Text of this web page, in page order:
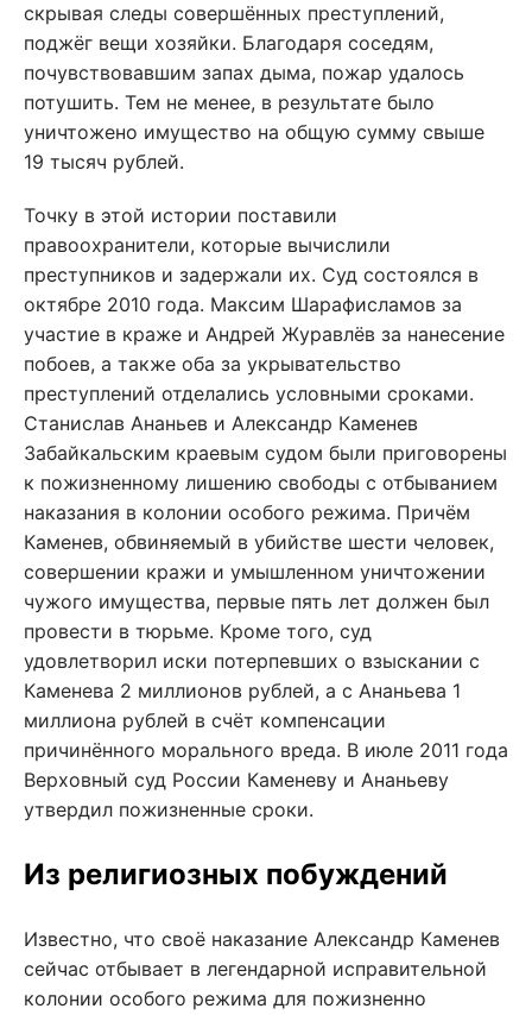
скрывая следы совершённых преступлений,
поджёг вещи хозяйки. Благодаря соседям,
почувствовавшим запах дыма, пожар удалось
потушить. Тем не менее, в результате было
уничтожено имущество на общую сумму свыше
19 тысяч рублей.
Точку в этой истории поставили
правоохранители, которые вычислили
преступников и задержали их. Суд состоялся в
октябре 2010 года. Максим Шарафисламов за
участие в краже и Андрей Журавлёв за нанесение
побоев, а также оба за укрывательство
преступлений отделались условными сроками.
Станислав Ананьев и Александр Каменев
Забайкальским краевым судом были приговорены
к пожизненному лишению свободы с отбыванием
наказания в колонии особого режима. Причём
Каменев, обвиняемый в убийстве шести человек,
совершении кражи и умышленном уничтожении
чужого имущества, первые пять лет должен был
провести в тюрьме. Кроме того, суд
удовлетворил иски потерпевших о взыскании с
Каменева 2 миллионов рублей, а с Ананьева 1
миллиона рублей в счёт компенсации
причинённого морального вреда. В июле 2011 года
Верховный суд России Каменеву и Ананьеву
утвердил пожизненные сроки.
Из религиозных побуждений
Известно, что своё наказание Александр Каменев
сейчас отбывает в легендарной исправительной
колонии особого режима для пожизненно